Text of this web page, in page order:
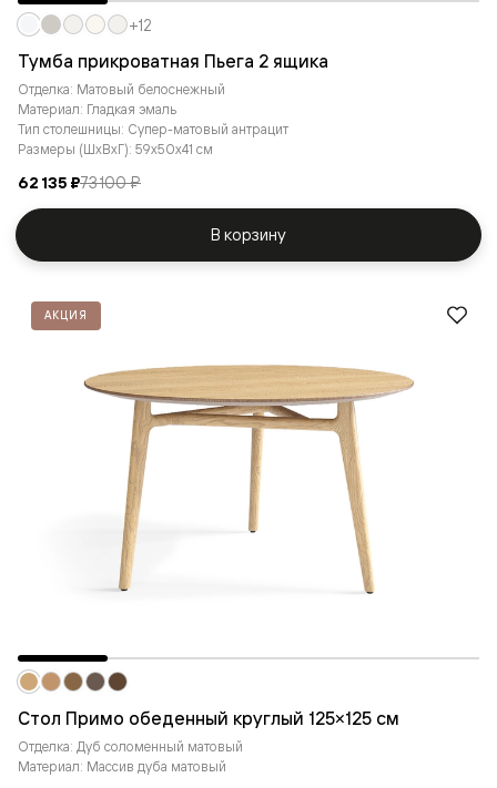
Тумба прикроватная Пьега 2 ящика
Отделка: Матовый белоснежный
Материал: Гладкая эмаль
Тип столешницы: Супер-матовый антрацит
Размеры (ШxВxГ): 59x50x41 см
62 135 ₽73 100 ₽
+12
В корзину
АКЦИЯ
Стол Примо обеденный круглый 125×125 см
Отделка: Дуб соломенный матовый
Материал: Массив дуба матовый